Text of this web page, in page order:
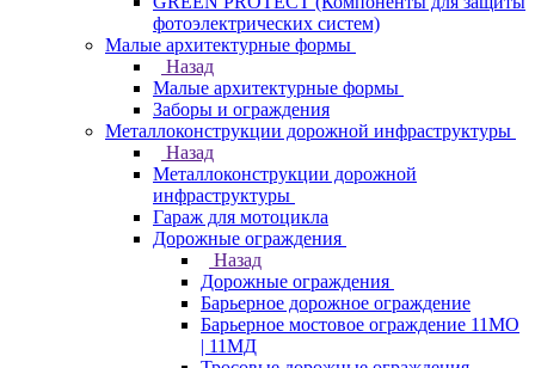
фотоэлектрических систем)
Малые архитектурные формы
Назад
Малые архитектурные формы
Заборы и ограждения
Металлоконструкции дорожной инфраструктуры
Назад
Металлоконструкции дорожной
инфраструктуры
Гараж для мотоцикла
Дорожные ограждения
Назад
Дорожные ограждения
Барьерное дорожное ограждение
Барьерное мостовое ограждение 11МО
| 11МД